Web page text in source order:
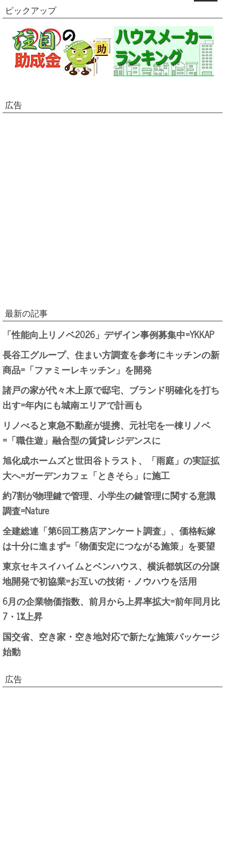
ピックアップ
広告
最新の記事
「性能向上リノベ2026」デザイン事例募集中=YKKAP
長谷工グループ、住まい方調査を参考にキッチンの新
商品=「ファミーレキッチン」を開発
諸戸の家が代々木上原で邸宅、ブランド明確化を打ち
出す=年内にも城南エリアで計画も
リノべると東急不動産が提携、元社宅を一棟リノベ
=「職住遊」融合型の賃貸レジデンスに
旭化成ホームズと世田谷トラスト、「雨庭」の実証拡
大へ=ガーデンカフェ「ときそら」に施工
約7割が物理鍵で管理、小学生の鍵管理に関する意識
調査=Nature
全建総連「第6回工務店アンケート調査」、価格転嫁
は十分に進まず=「物価安定につながる施策」を要望
東京セキスイハイムとベンハウス、横浜都筑区の分譲
地開発で初協業=お互いの技術・ノウハウを活用
6月の企業物価指数、前月から上昇率拡大=前年同月比
7・1%上昇
国交省、空き家・空き地対応で新たな施策パッケージ
始動
広告